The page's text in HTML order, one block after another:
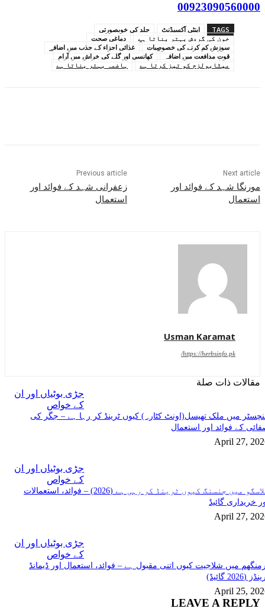
00923090560000
TAGS اینٹی آکسیڈنٹ
جلد کی خوبصورتی
خون کی گردش بہتر بناتا ہے
دماغی صحت
سوزش کم کرنے کی خصوصیات
غذائی اجزاء کے جذب میں اضافہ
قوتِ مدافعت میں اضافہ
کھانسی اور گلے کی خراش میں آرام
میٹابولزم کو تیز کرتا ہے
ہاضمہ بہتر بناتا ہے
Previous article
زعفرانی شہد کے فوائد اور
استعمال
Next article
مورنگا شہد کے فوائد اور
استعمال
Usman Karamat
https://herbsinfo.pk/
مقالات ذات صلة
جڑی بوٹیاں اور ان
کے خواص
میں ملک تھیسل(اونٹ کٹارہ) کیوں ٹرینڈ کر رہا ہے – جگر کی
کے فوائد اور استعمال
April 27,
جڑی بوٹیاں اور ان
کے خواص
گلاسگو میں جنسنگ کیوں ٹرینڈ کر رہی ہے (2026) – فوائد، استعمالات
خریداری گائیڈ
April 27,
جڑی بوٹیاں اور ان
کے خواص
میں شلاجیت کیوں اتنی مقبول ہے – فوائد، استعمال اور ڈیمانڈ
(2026 گائیڈ)
April 25,
LEAVE A REPLY